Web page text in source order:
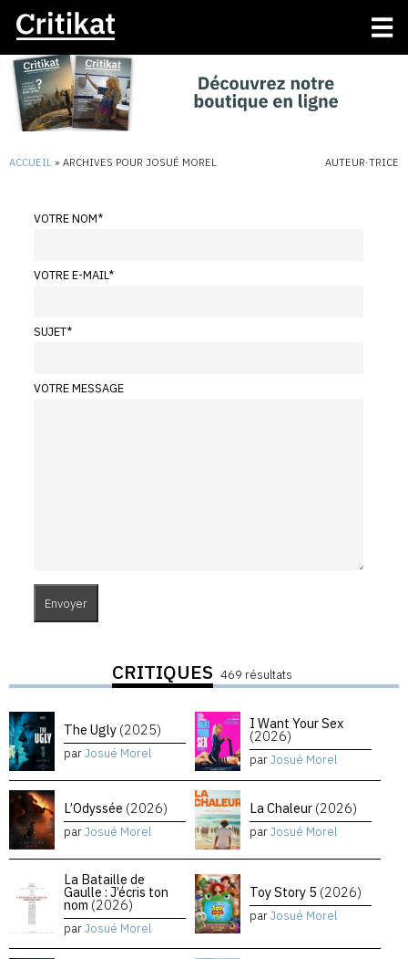
ACCUEIL » ARCHIVES POUR JOSUÉ MOREL AUTEUR·TRICE
VOTRE NOM*
VOTRE E-MAIL*
SUJET*
VOTRE MESSAGE
CRITIQUES 469 résultats
The Ugly (2025)
parJosué Morel
I Want Your Sex
(2026)
parJosué Morel
L’Odyssée (2026)
parJosué Morel
La Chaleur (2026)
parJosué Morel
La Bataille de
Gaulle : J’écris ton
nom (2026)
parJosué Morel
Toy Story 5 (2026)
parJosué Morel